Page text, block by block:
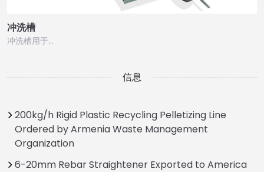
冲洗槽
冲洗槽用于…
信息
200kg/h Rigid Plastic Recycling Pelletizing Line
Ordered by Armenia Waste Management
Organization
6-20mm Rebar Straightener Exported to America